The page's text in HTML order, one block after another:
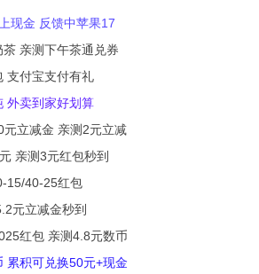
现金 反馈中苹果17
亲测下午茶通兑券
支付宝支付有礼
外卖到家好划算
立减金 亲测2元立减
亲测3元红包秒到
15/40-25红包
元立减金秒到
红包 亲测4.8元数币
累积可兑换50元+现金